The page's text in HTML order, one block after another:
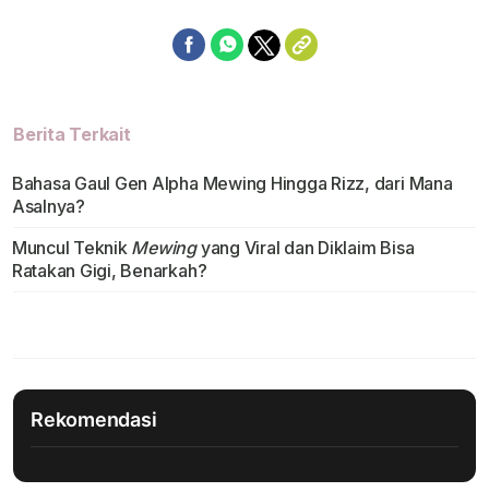
Berita Terkait
Bahasa Gaul Gen Alpha Mewing Hingga Rizz, dari Mana
Asalnya?
Muncul Teknik Mewingyang Viral dan Diklaim Bisa
Ratakan Gigi, Benarkah?
Rekomendasi